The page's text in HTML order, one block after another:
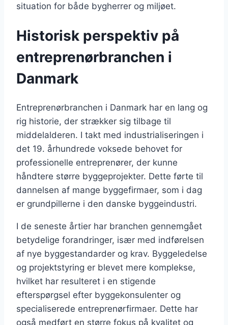
situation for både bygherrer og miljøet.
Historisk perspektiv på
entreprenørbranchen i
Danmark
Entreprenørbranchen i Danmark har en lang og
rig historie, der strækker sig tilbage til
middelalderen. I takt med industrialiseringen i
det 19. århundrede voksede behovet for
professionelle entreprenører, der kunne
håndtere større byggeprojekter. Dette førte til
dannelsen af mange byggefirmaer, som i dag
er grundpillerne i den danske byggeindustri.
I de seneste årtier har branchen gennemgået
betydelige forandringer, især med indførelsen
af nye byggestandarder og krav. Byggeledelse
og projektstyring er blevet mere komplekse,
hvilket har resulteret i en stigende
efterspørgsel efter byggekonsulenter og
specialiserede entreprenørfirmaer. Dette har
også medført en større fokus på kvalitet og